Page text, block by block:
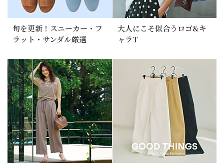
旬を更新！スニーカー・フ
ラット・サンダル厳選
大人にこそ似合うロゴ&キ
ャラT